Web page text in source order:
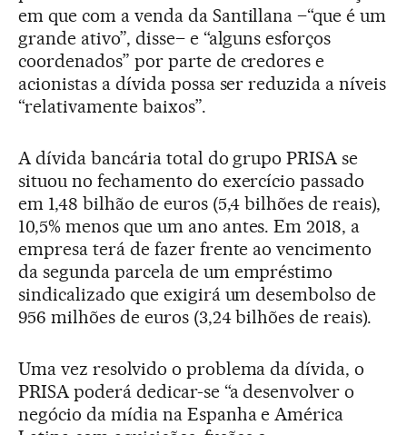
em que com a venda da Santillana –“que é um
grande ativo”, disse– e “alguns esforços
coordenados” por parte de credores e
acionistas a dívida possa ser reduzida a níveis
“relativamente baixos”.
A dívida bancária total do grupo PRISA se
situou no fechamento do exercício passado
em 1,48 bilhão de euros (5,4 bilhões de reais),
10,5% menos que um ano antes. Em 2018, a
empresa terá de fazer frente ao vencimento
da segunda parcela de um empréstimo
sindicalizado que exigirá um desembolso de
956 milhões de euros (3,24 bilhões de reais).
Uma vez resolvido o problema da dívida, o
PRISA poderá dedicar-se “a desenvolver o
negócio da mídia na Espanha e América